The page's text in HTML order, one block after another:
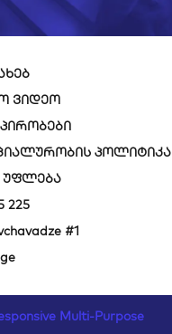
ვიდეო​
პოლიტიკა
225​
#1
Multi-Purpose